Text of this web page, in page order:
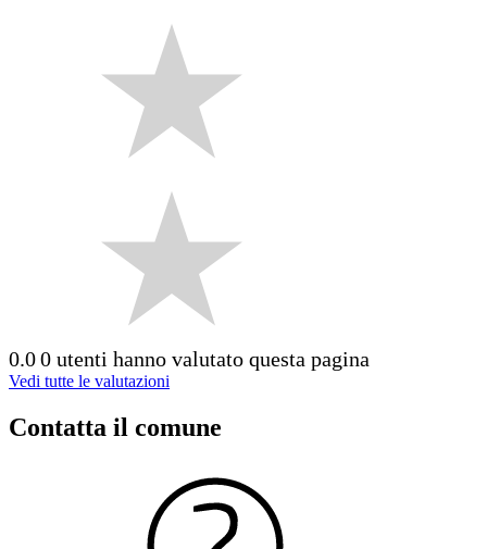
0.00 utenti hanno valutato questa pagina
Vedi tutte le valutazioni
Contatta il comune